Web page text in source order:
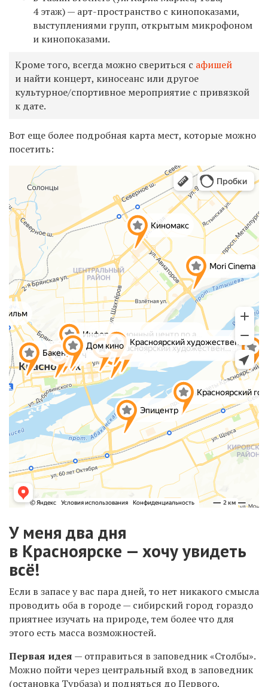
4 этаж) — арт-пространство с кинопоказами,
выступлениями групп, открытым микрофоном
и кинопоказами.
Кроме того, всегда можно свериться с афишей
и найти концерт, киносеанс или другое
культурное/спортивное мероприятие с привязкой
к дате.
Вот еще более подробная карта мест, которые можно
посетить:
У меня два дня
в Красноярске — хочу увидеть
всё!
Если в запасе у вас пара дней, то нет никакого смысла
проводить оба в городе — сибирский город гораздо
приятнее изучать на природе, тем более что для
этого есть масса возможностей.
Первая идея — отправиться в заповедник «Столбы».
Можно пойти через центральный вход в заповедник
(остановка Турбаза) и подняться до Первого,